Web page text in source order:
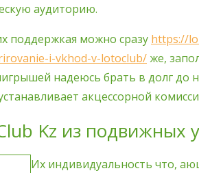
аудиторию.
поддержкая можно сразу https://
i-vkhod-v-lotoclub/же,
надеюсь брать в долг до
акцессорной
Kz из подвижных
Их индивидуальность что,